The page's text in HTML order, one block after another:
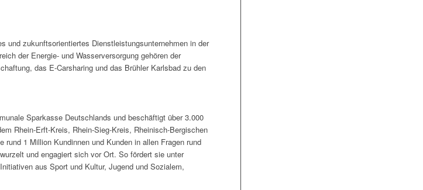
und zukunftsorientiertes Dienstleistungsunternehmen in der
der Energie- und Wasserversorgung gehören der
das E-Carsharing und das Brühler Karlsbad zu den
Sparkasse Deutschlands und beschäftigt über 3.000
Rhein-Erft-Kreis, Rhein-Sieg-Kreis, Rheinisch-Bergischen
rund 1 Million Kundinnen und Kunden in allen Fragen rund
und engagiert sich vor Ort. So fördert sie unter
aus Sport und Kultur, Jugend und Sozialem,